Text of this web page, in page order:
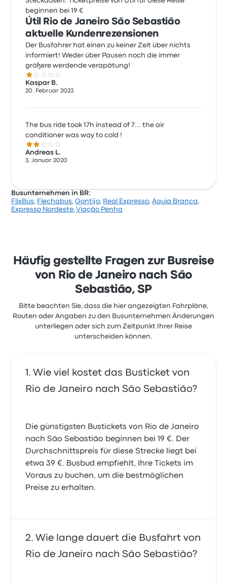
beginnen bei 19 €
Útil Rio de Janeiro São Sebastião
aktuelle Kundenrezensionen
Der Busfahrer hat einen zu keiner Zeit über nichts
informiert! Weder über Pausen noch die immer
größere werdende verapätung!
1.0 von 5 Sternen
Kaspar B.
20. Februar 2023
The bus ride took 17h instead of 7... the air
conditioner was way to cold !
2.0 von 5 Sternen
Andreas L.
3. Januar 2020
Busunternehmen in BR:
FlixBus, Flechabus,Gontijo, Real Expresso,Águia Branca,
Expresso Nordeste,Viação Penha
Häufig gestellte Fragen zur Busreise
von Rio de Janeiro nach São
Sebastião, SP
Bitte beachten Sie, dass die hier angezeigten Fahrpläne,
Routen oder Angaben zu den Busunternehmen Änderungen
unterliegen oder sich zum Zeitpunkt Ihrer Reise
unterscheiden können.
Wie viel kostet das Busticket von
Rio de Janeiro nach São Sebastião?
Die günstigsten Bustickets von Rio de Janeiro
nach São Sebastião beginnen bei 19 €. Der
Durchschnittspreis für diese Strecke liegt bei
etwa 39 €. Busbud empfiehlt, Ihre Tickets im
Voraus zu buchen, um die bestmöglichen
Preise zu erhalten.
Wie lange dauert die Busfahrt von
Rio de Janeiro nach São Sebastião?